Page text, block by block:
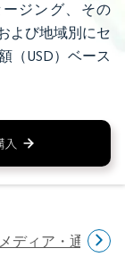
ジング、その
よび地域別にセ
（USD）ベース
ディア・通信研